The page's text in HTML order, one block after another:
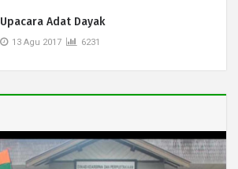
Upacara Adat Dayak
13 Agu 2017 6231